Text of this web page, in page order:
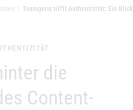
Teamgeist trifft Authentizität: Ein
die
Content-